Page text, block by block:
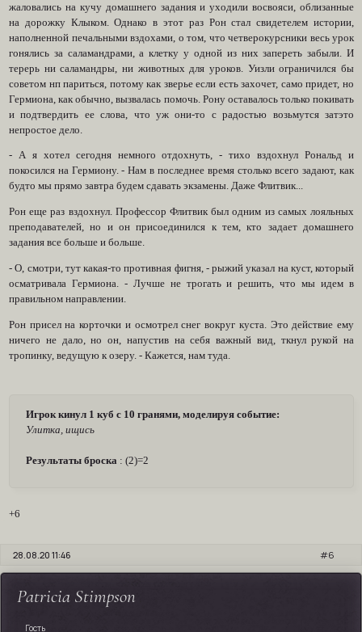
жаловались на кучу домашнего задания и уходили восвояси, облизанные
на дорожку Клыком. Однако в этот раз Рон стал свидетелем истории,
наполненной печальными вздохами, о том, что четверокурсники весь урок
гонялись за саламандрами, а клетку у одной из них запереть забыли. И
терерь ни саламандры, ни животных для уроков. Уизли ограничился бы
советом нп париться, потому как зверье если есть захочет, само придет, но
Гермиона, как обычно, вызвалась помочь. Рону оставалось только покивать
и подтвердить ее слова, что уж они-то с радостью возьмутся затэто
непростое дело.
- А я хотел сегодня немного отдохнуть, - тихо вздохнул Рональд и
покосился на Гермиону. - Нам в последнее время столько всего задают, как
будто мы прямо завтра будем сдавать экзамены. Даже Флитвик...
Рон еще раз вздохнул. Профессор Флитвик был одним из самых лояльных
преподавателей, но и он присоединился к тем, кто задает домашнего
задания все больше и больше.
- О, смотри, тут какая-то противная фигня, - рыжий указал на куст, который
осматривала Гермиона. - Лучше не трогать и решить, что мы идем в
правильном направлении.
Рон присел на корточки и осмотрел снег вокруг куста. Это действие ему
ничего не дало, но он, напустив на себя важный вид, ткнул рукой на
тропинку, ведущую к озеру. - Кажется, нам туда.
Игрок кинул 1 куб с 10 гранями, моделируя событие:
Улитка, ищись
Результаты броска : (2)=2
+6
6
28.08.20 11:46
Patricia Stimpson
Гость